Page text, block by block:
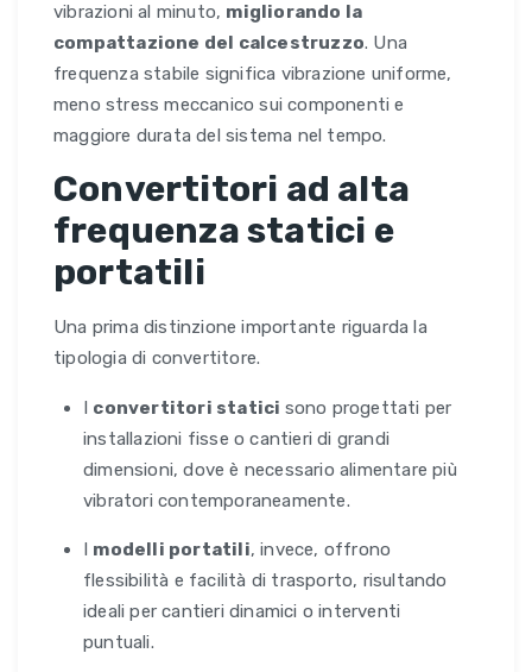
vibrazioni al minuto, migliorando la
compattazione del calcestruzzo. Una
frequenza stabile significa vibrazione uniforme,
meno stress meccanico sui componenti e
maggiore durata del sistema nel tempo.
Convertitori ad alta
frequenza statici e
portatili
Una prima distinzione importante riguarda la
tipologia di convertitore.
I convertitori statici sono progettati per
installazioni fisse o cantieri di grandi
dimensioni, dove è necessario alimentare più
vibratori contemporaneamente.
I modelli portatili, invece, offrono
flessibilità e facilità di trasporto, risultando
ideali per cantieri dinamici o interventi
puntuali.